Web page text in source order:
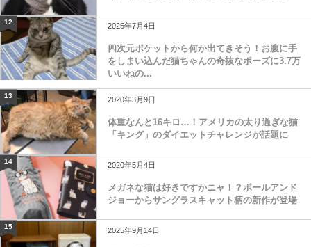
12 2025年7月4日
四次元ポケットから何か出てきそう！お腹に手
をしまい込んだ猫ちゃんの奇抜なポーズに3.7万
いいねの...
13 2020年3月9日
体重なんと16キロ…！アメリカの太り過ぎな猫
「キング」のダイエットチャレンジが話題に
14 2020年5月4日
メガネな猫は好きですかニャ！？ポールアンド
ジョーからサングラスキャット柄の新作が登場
15 2025年9月14日